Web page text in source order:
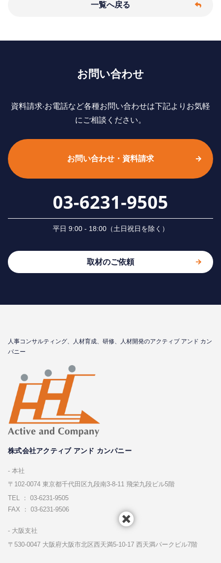
一覧へ戻る
お問い合わせ
資料請求‧お電話など各種お問い合わせは下記よりお気軽
にご相談ください。
お問い合わせ・資料請求
03-6231-9505
平⽇ 9:00 - 18:00（⼟⽇祝⽇を除く）
取材のご依頼
⼈事コンサルティング、⼈材育成、研修、⼈材開発のアクティブ アンド カン
パニー
株式会社アクティブ アンド カンパニー
本社
〒102-0074 東京都千代⽥区九段南3-8-11 飛栄九段ビル5階
TEL ： 03-6231-9505
FAX ： 03-6231-9506
⼤阪⽀社
〒530-0047 ⼤阪府⼤阪市北区⻄天満5-10-17 ⻄天満パークビル7階